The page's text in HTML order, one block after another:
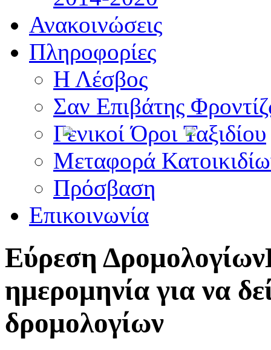
Ανακοινώσεις
Πληροφορίες
Η Λέσβος
Σαν Επιβάτης
Γενικοί Όροι Ταξιδίου
Μεταφορά
Πρόσβαση
Επικοινωνία
Εύρεση Δρομολογίων
ημερομηνία για να
δρομολογίων